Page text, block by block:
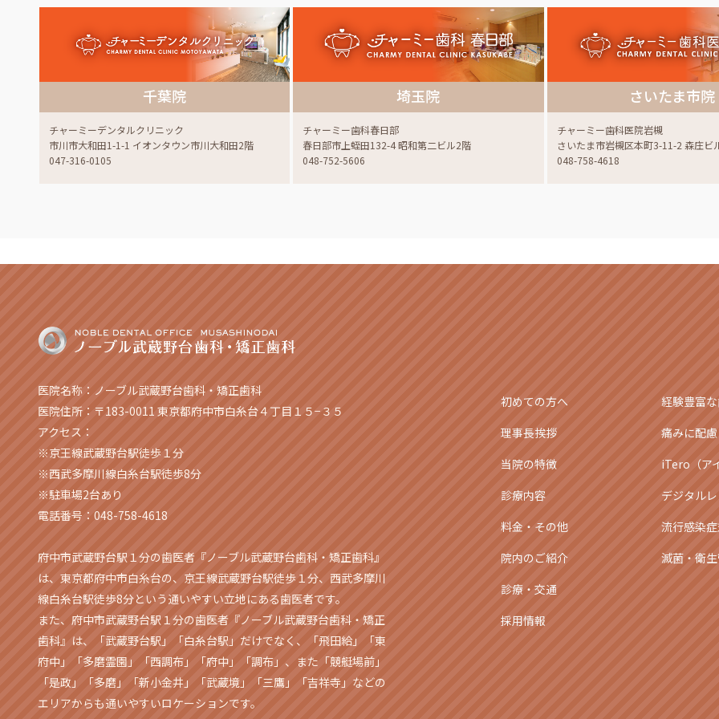
千葉院
チャーミーデンタルクリニック
市川市大和田1-1-1 イオンタウン市川大和田2階
047-316-0105
埼玉院
チャーミー歯科春日部
春日部市上蛭田132-4 昭和第二ビル2階
048-752-5606
さいたま市院
チャーミー歯科医院岩槻
さいたま市岩槻区本町3-11-2 森庄ビ
048-758-4618
医院名称：ノーブル武蔵野台歯科・矯正歯科
医院住所：〒183-0011 東京都府中市白糸台４丁目１５−３５
アクセス：
※京王線武蔵野台駅徒歩１分
※西武多摩川線白糸台駅徒歩8分
※駐車場2台あり
電話番号：048-758-4618
府中市武蔵野台駅１分の歯医者『ノーブル武蔵野台歯科・矯正歯科』
は、東京都府中市白糸台の、京王線武蔵野台駅徒歩１分、西武多摩川
線白糸台駅徒歩8分という通いやすい立地にある歯医者です。
また、府中市武蔵野台駅１分の歯医者『ノーブル武蔵野台歯科・矯正
歯科』は、「武蔵野台駅」「白糸台駅」だけでなく、「飛田給」「東
府中」「多磨霊園」「西調布」「府中」「調布」、また「競艇場前」
「是政」「多磨」「新小金井」「武蔵境」「三鷹」「吉祥寺」などの
エリアからも通いやすいロケーションです。
初めての方へ
理事長挨拶
当院の特徴
診療内容
料金・その他
院内のご紹介
診療・交通
採用情報
経験豊富
痛みに配
iTero（ア
デジタル
流行感染
滅菌・衛